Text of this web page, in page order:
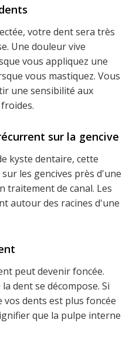
votre dent sera très
Une douleur vive
vous appliquez une
vous mastiquez. Vous
une sensibilité aux
sur la gencive
kyste dentaire, cette
les gencives près d'une
traitement de canal. Les
autour des racines d'une
peut devenir foncée.
dent se décompose. Si
dents est plus foncée
que la pulpe interne